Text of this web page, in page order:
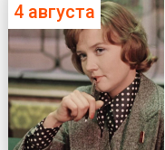
4 августа